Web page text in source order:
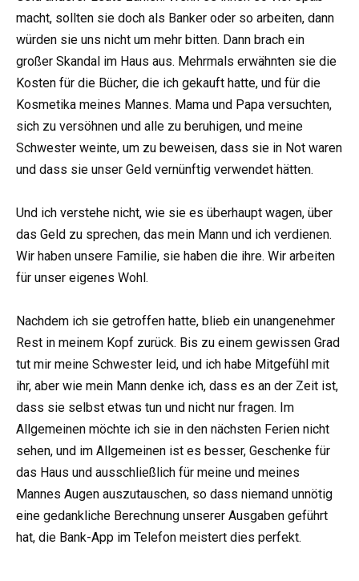
macht, sollten sie doch als Banker oder so arbeiten, dann
würden sie uns nicht um mehr bitten. Dann brach ein
großer Skandal im Haus aus. Mehrmals erwähnten sie die
Kosten für die Bücher, die ich gekauft hatte, und für die
Kosmetika meines Mannes. Mama und Papa versuchten,
sich zu versöhnen und alle zu beruhigen, und meine
Schwester weinte, um zu beweisen, dass sie in Not waren
und dass sie unser Geld vernünftig verwendet hätten.
Und ich verstehe nicht, wie sie es überhaupt wagen, über
das Geld zu sprechen, das mein Mann und ich verdienen.
Wir haben unsere Familie, sie haben die ihre. Wir arbeiten
für unser eigenes Wohl.
Nachdem ich sie getroffen hatte, blieb ein unangenehmer
Rest in meinem Kopf zurück. Bis zu einem gewissen Grad
tut mir meine Schwester leid, und ich habe Mitgefühl mit
ihr, aber wie mein Mann denke ich, dass es an der Zeit ist,
dass sie selbst etwas tun und nicht nur fragen. Im
Allgemeinen möchte ich sie in den nächsten Ferien nicht
sehen, und im Allgemeinen ist es besser, Geschenke für
das Haus und ausschließlich für meine und meines
Mannes Augen auszutauschen, so dass niemand unnötig
eine gedankliche Berechnung unserer Ausgaben geführt
hat, die Bank-App im Telefon meistert dies perfekt.